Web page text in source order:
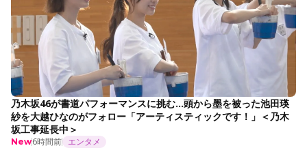
乃木坂46が書道パフォーマンスに挑む…頭から墨を被った池田瑛
紗を大越ひなのがフォロー「アーティスティックです！」＜乃木
坂工事延長中＞
New6時間前 エンタメ